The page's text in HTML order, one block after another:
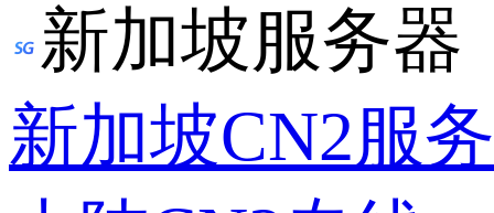
新加坡服务器
新加坡CN2服